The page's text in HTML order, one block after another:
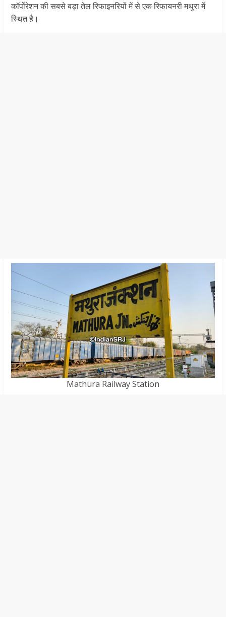
कॉर्पोरेशन की सबसे बड़ा तेल रिफाइनरियों में से एक रिफायनरी मथुरा में
स्थित है।
Mathura Railway Station